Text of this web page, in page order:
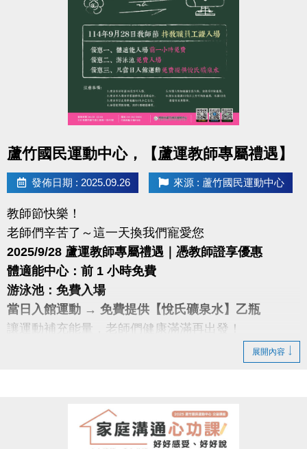
蘆竹國民運動中心，【蘆運教師專屬禮遇】
發佈日期 : 2025.09.26 來源 : 蘆竹國民運動中心
教師節快樂！
老師們辛苦了～這一天換我們寵愛您
2025/9/28 蘆運教師專屬禮遇｜憑教師證享優惠
體適能中心：前 1 小時免費
游泳池：免費入場
當日入館運動 → 免費提供【悅氏礦泉水】乙瓶
讓運動補充能量，老師們健康滿滿再出發！
展開內容